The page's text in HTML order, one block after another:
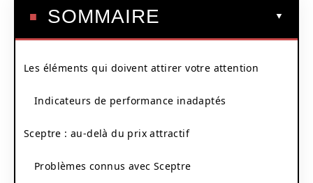
SOMMAIRE
Les éléments qui doivent attirer votre attention
Indicateurs de performance inadaptés
Sceptre : au-delà du prix attractif
Problèmes connus avec Sceptre